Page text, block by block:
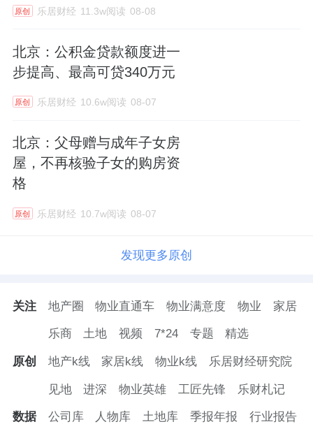
原创 乐居财经 11.3w阅读 08-08
北京：公积金贷款额度进一
步提高、最高可贷340万元
原创 乐居财经 10.6w阅读 08-07
北京：父母赠与成年子女房
屋，不再核验子女的购房资
格
原创 乐居财经 10.7w阅读 08-07
发现更多原创
关注 地产圈 物业直通车 物业满意度 物业 家居
乐商 土地 视频 7*24 专题 精选
原创 地产k线 家居k线 物业k线 乐居财经研究院
见地 进深 物业英雄 工匠先锋 乐财札记
数据 公司库 人物库 土地库 季报年报 行业报告